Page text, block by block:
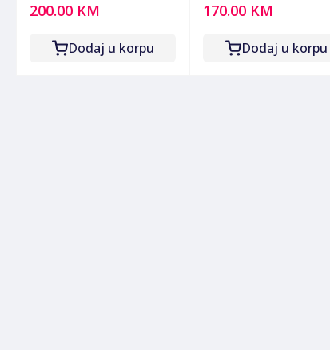
- GC205012
200.00 KM
Dodaj u korpu
970W, DesignLine -
TAT5P420
170.00 KM
Dodaj u korpu